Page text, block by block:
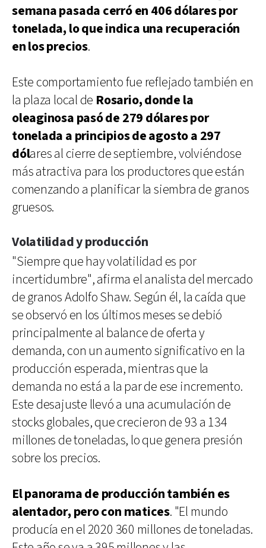
semana pasada cerró en 406 dólares por
tonelada, lo que indica una recuperación
en los precios.
Este comportamiento fue reflejado también en
la plaza local de Rosario, donde la
oleaginosa pasó de 279 dólares por
tonelada a principios de agosto a 297
dólares al cierre de septiembre, volviéndose
más atractiva para los productores que están
comenzando a planificar la siembra de granos
gruesos.
Volatilidad y producción
"Siempre que hay volatilidad es por
incertidumbre", afirma el analista del mercado
de granos Adolfo Shaw. Según él, la caída que
se observó en los últimos meses se debió
principalmente al balance de oferta y
demanda, con un aumento significativo en la
producción esperada, mientras que la
demanda no está a la par de ese incremento.
Este desajuste llevó a una acumulación de
stocks globales, que crecieron de 93 a 134
millones de toneladas, lo que genera presión
sobre los precios.
El panorama de producción también es
alentador, pero con matices. "El mundo
producía en el 2020 360 millones de toneladas.